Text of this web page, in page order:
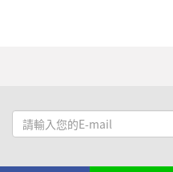
請
輸